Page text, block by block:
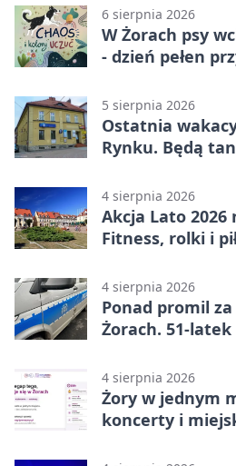
6 sierpnia 2026
W Żorach psy
- dzień pełen
5 sierpnia 2026
Ostatnia
Rynku. Będą
4 sierpnia 2026
Akcja Lato
Fitness, rolki i
4 sierpnia 2026
Ponad promil
Żorach. 51-
4 sierpnia 2026
Żory w jednym
koncerty i